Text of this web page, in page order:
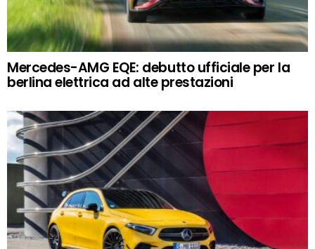
Mercedes-AMG EQE: debutto ufficiale per la
berlina elettrica ad alte prestazioni